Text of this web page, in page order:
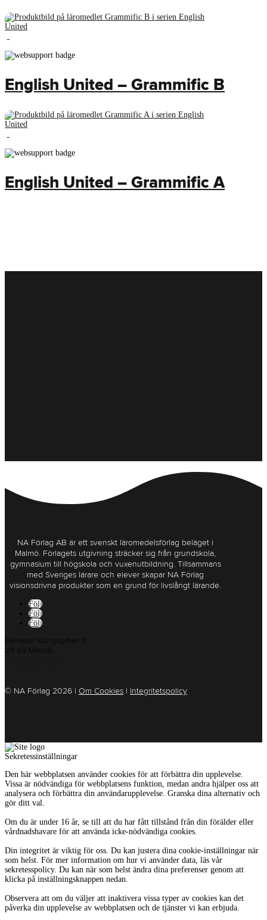
English United – Grammific B
English United – Grammific A
NA Förlag AB är ett svenskt läromedelsförlag beläget i
Malmö. Förlagets utgivning sträcker sig från grundskola,
gymnasium till högskola och vuxenutbildning. Tillsammans
med Sveriges lärare och elever skapar NA Förlag
visionsdrivna produkter som en grund för livslångt lärande.
Följ
Följ
Följ
Genetor Kungsgatan 6
211 49 Malmö
© NA Förlag 2026 | Om Cookies | Integritetspolicy
Sekretessinställningar
Den här webbplatsen använder cookies för att förbättra din upplevelse.
Vissa är nödvändiga för webbplatsens funktion, medan andra hjälper oss att
analysera och förbättra din användarupplevelse. Granska dina alternativ och
gör ditt val.
Om du är under 16 år, se till att du har fått tillstånd från din förälder eller
vårdnadshavare för att använda icke-nödvändiga cookies.
Din integritet är viktig för oss. Du kan justera dina cookie-inställningar när
som helst. För mer information om hur vi använder data, läs vår
sekretesspolicy. Du kan när som helst ändra dina preferenser genom att
klicka på inställningsknappen nedan.
Observera att om du väljer att inaktivera vissa typer av cookies kan det
påverka din upplevelse av webbplatsen och de tjänster vi kan erbjuda.